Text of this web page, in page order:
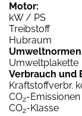
Motor:
kW / PS
Treibstoff
Hubraum
Umweltplakette
Verbrauch und
Kraftstoffverbr.
CO2-
CO2-Klasse